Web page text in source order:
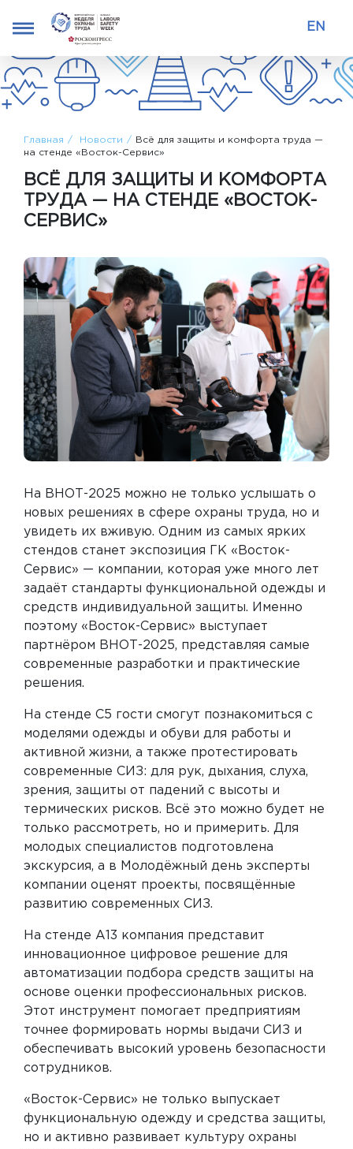
EN
Главная Новости
Всё для защиты и комфорта труда —
на стенде «Восток-Сервис»
ВСЁ ДЛЯ ЗАЩИТЫ И КОМФОРТА
ТРУДА — НА СТЕНДЕ «ВОСТОК-
СЕРВИС»
На ВНОТ-2025 можно не только услышать о
новых решениях в сфере охраны труда, но и
увидеть их вживую. Одним из самых ярких
стендов станет экспозиция ГК «Восток-
Сервис» — компании, которая уже много лет
задаёт стандарты функциональной одежды и
средств индивидуальной защиты. Именно
поэтому «Восток-Сервис» выступает
партнёром ВНОТ-2025, представляя самые
современные разработки и практические
решения.
На стенде С5 гости смогут познакомиться с
моделями одежды и обуви для работы и
активной жизни, а также протестировать
современные СИЗ: для рук, дыхания, слуха,
зрения, защиты от падений с высоты и
термических рисков. Всё это можно будет не
только рассмотреть, но и примерить. Для
молодых специалистов подготовлена
экскурсия, а в Молодёжный день эксперты
компании оценят проекты, посвящённые
развитию современных СИЗ.
На стенде А13 компания представит
инновационное цифровое решение для
автоматизации подбора средств защиты на
основе оценки профессиональных рисков.
Этот инструмент помогает предприятиям
точнее формировать нормы выдачи СИЗ и
обеспечивать высокий уровень безопасности
сотрудников.
«Восток-Сервис» не только выпускает
функциональную одежду и средства защиты,
но и активно развивает культуру охраны